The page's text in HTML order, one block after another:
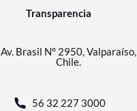
Transparencia
Av. Brasil N° 2950, Valparaíso,
Chile.
56 32 227 3000